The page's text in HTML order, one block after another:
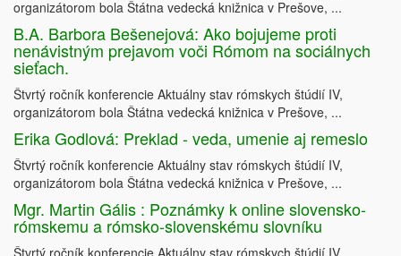
organizátorom bola Štátna vedecká knižnica v Prešove, ...
B.A. Barbora Bešenejová: Ako bojujeme proti
nenávistným prejavom voči Rómom na sociálnych
sieťach.
Štvrtý ročník konferencie Aktuálny stav rómskych štúdií IV,
organizátorom bola Štátna vedecká knižnica v Prešove, ...
Erika Godlová: Preklad - veda, umenie aj remeslo
Štvrtý ročník konferencie Aktuálny stav rómskych štúdií IV,
organizátorom bola Štátna vedecká knižnica v Prešove, ...
Mgr. Martin Gális : Poznámky k online slovensko-
rómskemu a rómsko-slovenskému slovníku